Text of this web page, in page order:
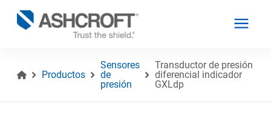
Productos
Sensores
de
presión
Transductor de presión
diferencial indicador
GXLdp